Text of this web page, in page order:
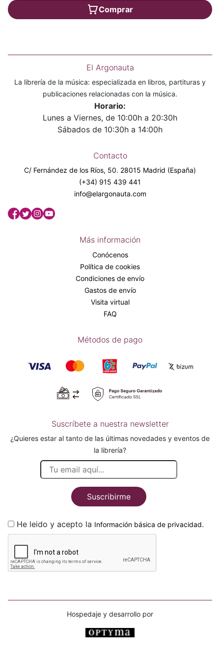
Comprar
El Argonauta
La librería de la música: especializada en libros, partituras y
publicaciones relacionadas con la música.
Horario:
Lunes a Viernes, de 10:00h a 20:30h
Sábados de 10:30h a 14:00h
Contacto
C/ Fernández de los Ríos, 50. 28015 Madrid (España)
(+34) 915 439 441
info@elargonauta.com
Más información
Conócenos
Política de cookies
Condiciones de envío
Gastos de envío
Visita virtual
FAQ
Métodos de pago
Suscríbete a nuestra newsletter
¿Quieres estar al tanto de las últimas novedades y eventos de
la librería?
Suscribirme
He leido y acepto la Información básica de privacidad.
Hospedaje y desarrollo por